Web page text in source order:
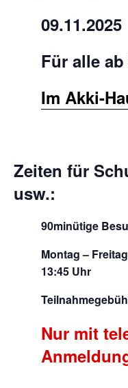
Für alle
Im Akki-
Zeiten für
usw.:
90minütige
Montag –
13:45 Uhr
Nur mit